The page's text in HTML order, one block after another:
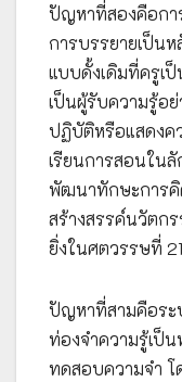
ปัญหาที่สองคือกา
การบรรยายเป็น
แบบดั้งเดิมที่ครูเ
เป็นผู้รับความรู้อย่
ปฏิบัติหรือแสดงค
เรียนการสอนใน
พัฒนาทักษะการคิ
สร้างสรรค์นวัตก
ยิ่งในศตวรรษที่ 21
ปัญหาที่สามคือระ
ท่องจำความรู้เป็
ทดสอบความจำ โ